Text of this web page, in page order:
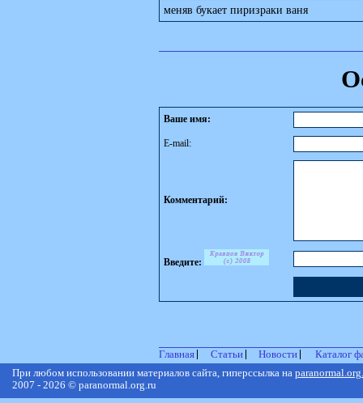
меняв букает пиризраки ваня
Ваше имя:
E-mail:
Комментарий:
Введите:
Главная Статьи Новости
Каталог
При любом использовании материалов сайта, гиперссылка на
2007 - 2026 © paranormal.org.ru